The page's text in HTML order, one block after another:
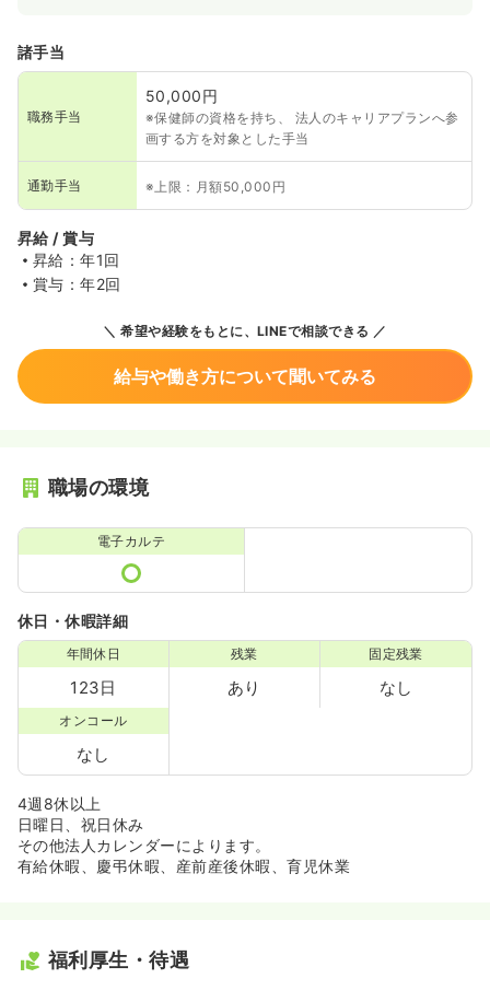
諸手当
職務手当
50,000円
※保健師の資格を持ち、 法人のキャリアプランへ参
画する方を対象とした手当
通勤手当 ※上限：月額50,000円
昇給 / 賞与
昇給：年1回
賞与：年2回
希望や経験をもとに、LINEで相談できる
給与や働き方について聞いてみる
職場の環境
電子カルテ
休日・休暇詳細
年間休日
123日
残業
あり
固定残業
なし
オンコール
なし
4週8休以上
日曜日、祝日休み
その他法人カレンダーによります。
有給休暇、慶弔休暇、産前産後休暇、育児休業
福利厚生・待遇